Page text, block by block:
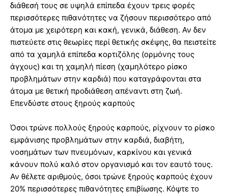
διάθεσή τους σε υψηλά επίπεδα έχουν τρεις φορές
περισσότερες πιθανότητες να ζήσουν περισσότερο από
άτομα με χειρότερη και κακή, γενικά, διάθεση. Αν δεν
πιστεύετε στις θεωρίες περί θετικής σκέψης, θα πειστείτε
από τα χαμηλά επίπεδα κορτιζόλης (ορμόνης τους
άγχους) και τη χαμηλή πίεση (χαμηλότερο ρίσκο
προβλημάτων στην καρδιά) που καταγράφονται στα
άτομα με θετική προδιάθεση απέναντι στη ζωή.
Επενδύστε στους ξηρούς καρπούς
Όσοι τρώνε πολλούς ξηρούς καρπούς, ρίχνουν το ρίσκο
εμφάνισης προβλημάτων στην καρδιά, διαβήτη,
νοσημάτων των πνευμόνων, καρκίνου και γενικά
κάνουν πολύ καλό στον οργανισμό και τον εαυτό τους.
Αν θέλετε αριθμούς, όσοι τρώνε ξηρούς καρπούς έχουν
20% περισσότερες πιθανότητες επιβίωσης. Κόψτε το